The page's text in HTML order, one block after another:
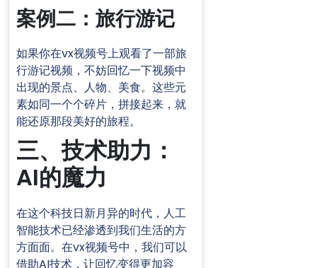
案例二：旅行游记
如果你在vx视频号上观看了一部旅
行游记视频，不妨回忆一下视频中
出现的景点、人物、美食。这些元
素如同一个个碎片，拼接起来，就
能还原那段美好的旅程。
三、技术助力：
AI的魔力
在这个科技日新月异的时代，人工
智能技术已经渗透到我们生活的方
方面面。在vx视频号中，我们可以
借助AI技术，让回忆变得更加容